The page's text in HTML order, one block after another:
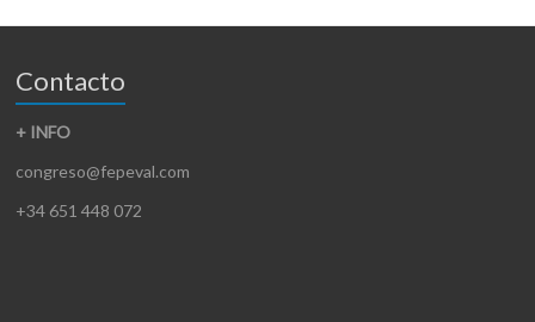
Contacto
+ INFO
congreso@fepeval.com
+34 651 448 072